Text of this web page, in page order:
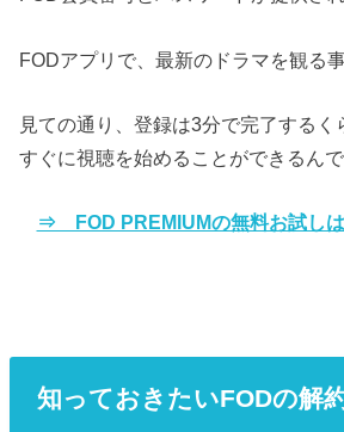
FODアプリで、最新のドラマを観る
見ての通り、登録は3分で完了するく
すぐに視聴を始めることができるんで
⇒ FOD PREMIUMの無料お試しは
知っておきたいFODの解